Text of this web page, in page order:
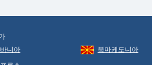
니아
북마케도니아